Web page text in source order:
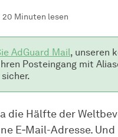
20 Minuten lesen
AdGuard Mail, unseren
Posteingang mit
die Hälfte der
E‑Mail-Adresse.